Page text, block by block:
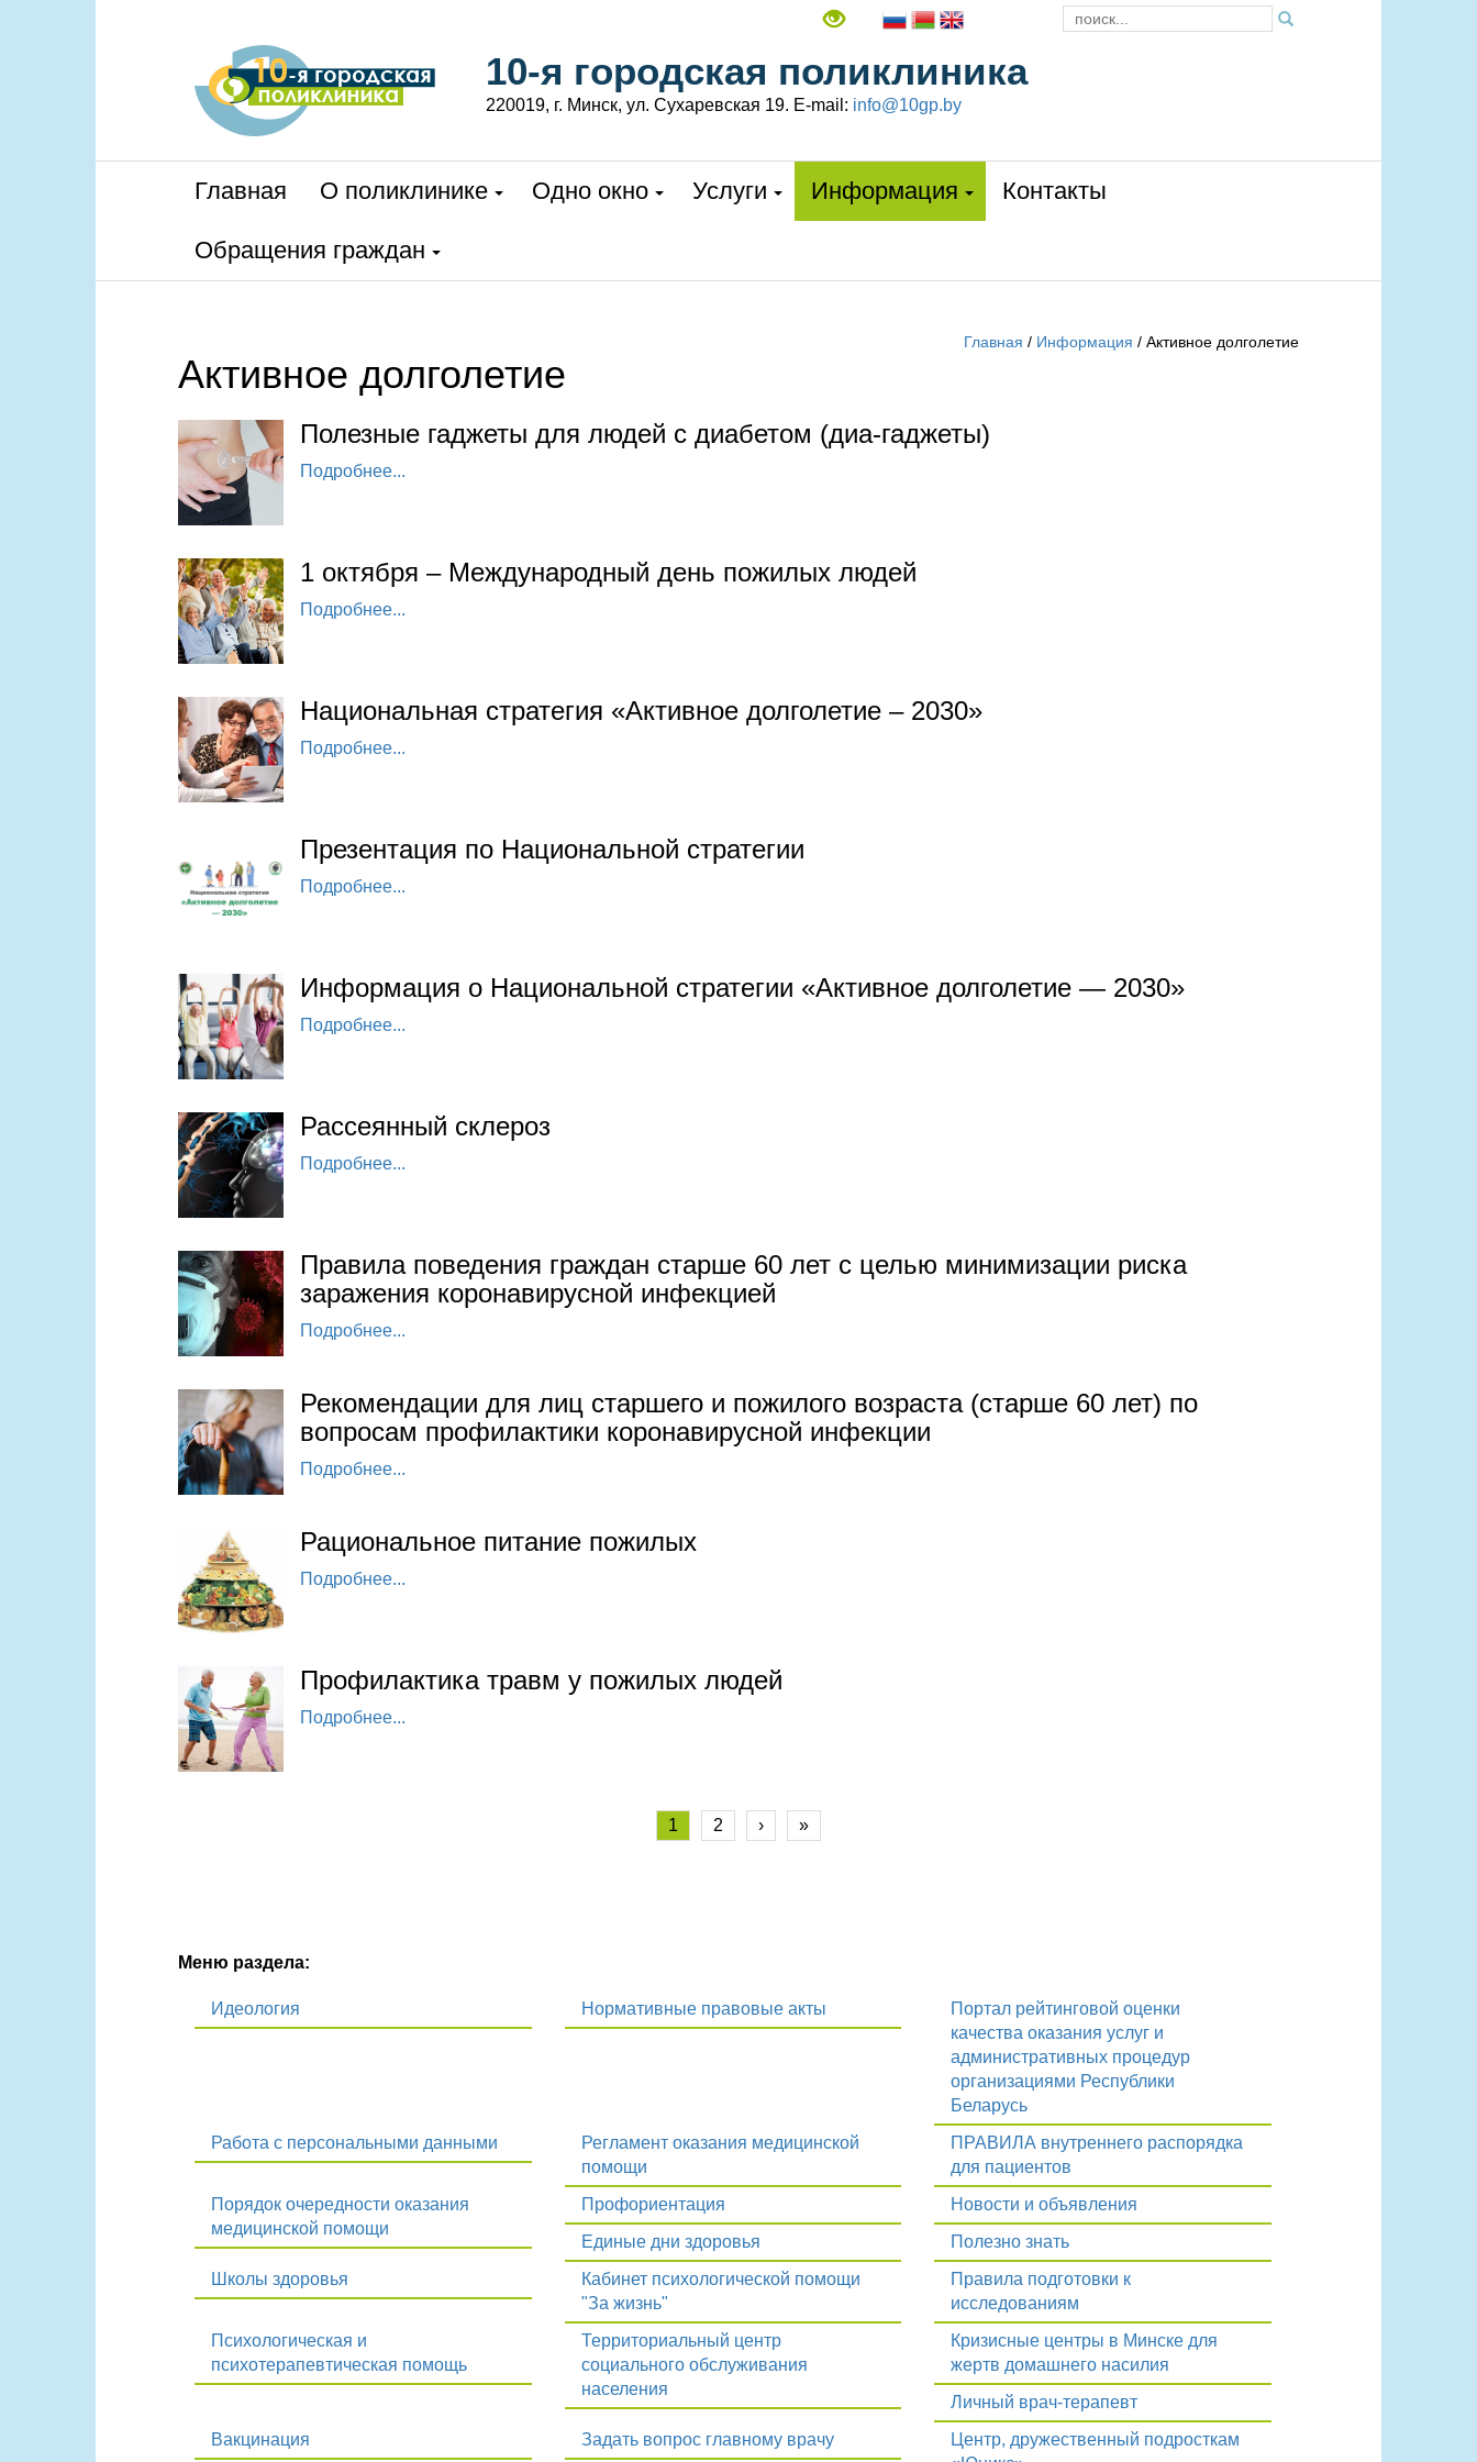
10-я городская поликлиника
220019, г. Минск, ул. Сухаревская 19. E-mail: info@10gp.by
Главная О поликлинике Одно окно Услуги Информация Контакты
Обращения граждан
Главная / Информация / Активное долголетие
Активное долголетие
Полезные гаджеты для людей с диабетом (диа-гаджеты)
Подробнее...
1 октября – Международный день пожилых людей
Подробнее...
Национальная стратегия «Активное долголетие – 2030»
Подробнее...
Презентация по Национальной стратегии
Подробнее...
Информация о Национальной стратегии «Активное долголетие — 2030»
Подробнее...
Рассеянный склероз
Подробнее...
Правила поведения граждан старше 60 лет с целью минимизации риска
заражения коронавирусной инфекцией
Подробнее...
Рекомендации для лиц старшего и пожилого возраста (старше 60 лет) по
вопросам профилактики коронавирусной инфекции
Подробнее...
Рациональное питание пожилых
Подробнее...
Профилактика травм у пожилых людей
Подробнее...
1 2 › »
Меню раздела:
Идеология Нормативные правовые акты
Портал рейтинговой оценки
качества оказания услуг и
административных процедур
организациями Республики
Беларусь
Работа с персональными данными
Регламент оказания медицинской
помощи
ПРАВИЛА внутреннего распорядка
для пациентов
Порядок очередности оказания
медицинской помощи
Профориентация
Новости и объявления
Единые дни здоровья
Полезно знать
Школы здоровья
Кабинет психологической помощи
"За жизнь"
Правила подготовки к
исследованиям
Психологическая и
психотерапевтическая помощь
Территориальный центр
социального обслуживания
населения
Кризисные центры в Минске для
жертв домашнего насилия
Личный врач-терапевт
Вакцинация
Задать вопрос главному врачу
Центр, дружественный подросткам